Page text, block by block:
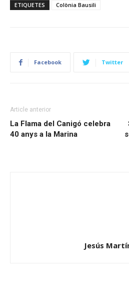
ETIQUETES Colònia Bausili
Facebook Twitter
Article anterior
La Flama del Canigó celebra
40 anys a la Marina
Jesús